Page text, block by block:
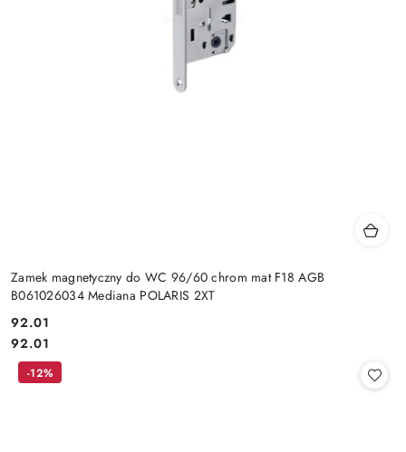
Zamek magnetyczny do WC 96/60 chrom mat F18 AGB
B061026034 Mediana POLARIS 2XT
Cena:
92.01
Cena:
92.01
-12%